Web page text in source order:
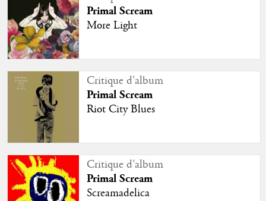
Primal Scream
More Light
Critique d'album
Primal Scream
Riot City Blues
Critique d'album
Primal Scream
Screamadelica